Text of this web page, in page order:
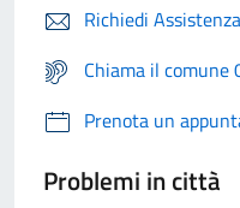
Richiedi Assistenza
Chiama il comune
Prenota un
Problemi in città